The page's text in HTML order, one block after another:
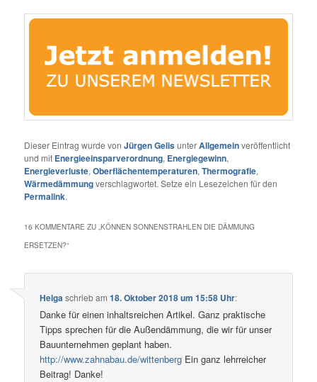
Dieser Eintrag wurde vonJürgen GelisunterAllgemeinveröffentlicht
und mit Energieeinsparverordnung, Energiegewinn,
Energieverluste,Oberflächentemperaturen,Thermografie,
Wärmedämmungverschlagwortet. Setze ein Lesezeichen für den
Permalink.
16 KOMMENTARE ZU „KÖNNEN SONNENSTRAHLEN DIE DÄMMUNG
ERSETZEN?“
Helgaschriebam18. Oktober 2018 um 15:58 Uhr:
Danke für einen inhaltsreichen Artikel. Ganz praktische
Tipps sprechen für die Außendämmung, die wir für unser
Bauunternehmen geplant haben.
http://www.zahnabau.de/wittenberg Ein ganz lehrreicher
Beitrag! Danke!